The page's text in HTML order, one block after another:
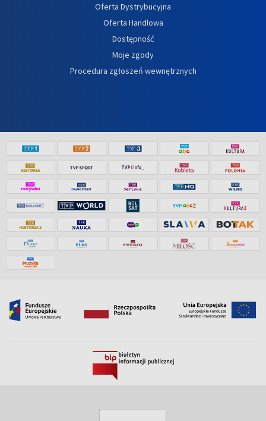
Oferta Dystrybucyjna
Oferta Handlowa
Dostępność
Moje zgody
Procedura zgłoszeń wewnętrznych